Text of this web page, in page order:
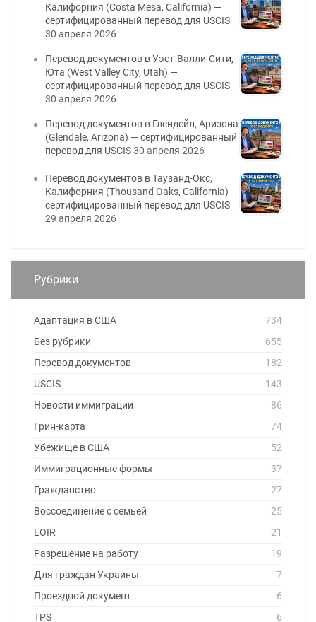
Калифорния (Costa Mesa, California) —
сертифицированный перевод для USCIS
30 апреля 2026
Перевод документов в Уэст-Валли-Сити,
Юта (West Valley City, Utah) —
сертифицированный перевод для USCIS
30 апреля 2026
Перевод документов в Глендейл, Аризона
(Glendale, Arizona) — сертифицированный
перевод для USCIS30 апреля 2026
Перевод документов в Таузанд-Окс,
Калифорния (Thousand Oaks, California) —
сертифицированный перевод для USCIS
29 апреля 2026
Рубрики
Адаптация в США
734
Без рубрики
655
Перевод документов
182
USCIS
143
Новости иммиграции
86
Грин-карта
74
Убежище в США
52
Иммиграционные формы
37
Гражданство
27
Воссоединение с семьей
25
EOIR
21
Разрешение на работу
19
Для граждан Украины
7
Проездной документ
6
TPS
6